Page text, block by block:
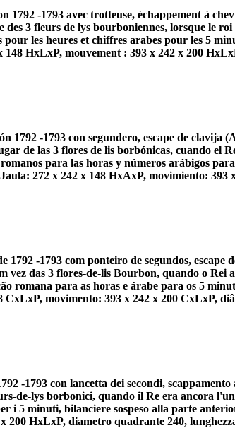
1792 -1793 avec trotteuse, échappement à
3 fleurs de lys bourboniennes, lorsque le
les heures et chiffres arabes pour les 5
HxLxP, mouvement : 393 x 242 x 200
1792 -1793 con segundero, escape de
de las 3 flores de lis borbónicas, cuando el
para las horas y números arábigos
272 x 242 x 148 HxAxP, movimiento: 393
-1793 com ponteiro de segundos,
das 3 flores-de-lis Bourbon, quando o Rei
romana para as horas e árabe para os 5
movimento: 393 x 242 x 200 CxLxP,
-1793 con lancetta dei secondi,
de-lys borbonici, quando il Re era ancora
i 5 minuti, bilanciere sospeso alla parte
HxLxP, diametro quadrante 240,